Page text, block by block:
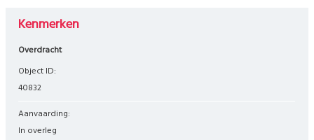
Kenmerken
Overdracht
Object ID:
40832
Aanvaarding:
In overleg